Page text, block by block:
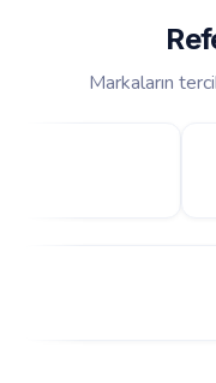
Markaların